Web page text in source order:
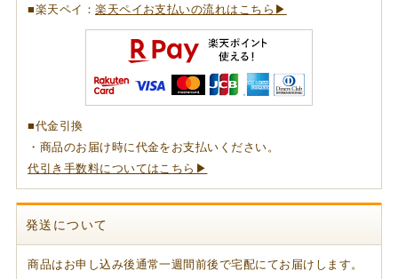
■楽天ペイ：楽天ペイお支払いの流れはこちら▶
■代金引換
・商品のお届け時に代金をお支払いください。
代引き手数料についてはこちら▶
発送について
商品はお申し込み後通常一週間前後で宅配にてお届けします。